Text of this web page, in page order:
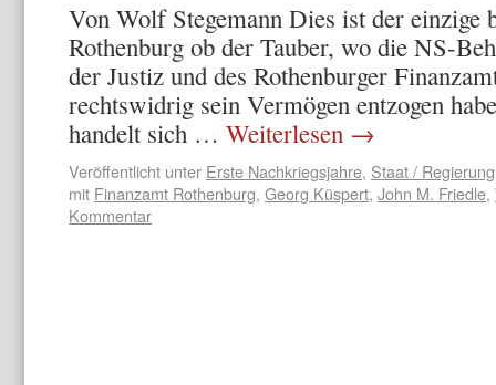
Von Wolf Stegemann Dies ist der einzige
Rothenburg ob der Tauber, wo die NS-
der Justiz und des Rothenburger
rechtswidrig sein Vermögen entzogen
handelt sich … Weiterlesen →
Veröffentlicht unter Erste Nachkriegsjahre, Staat / Regierung
mit Finanzamt Rothenburg, Georg Küspert, John M. Friedle,
Kommentar